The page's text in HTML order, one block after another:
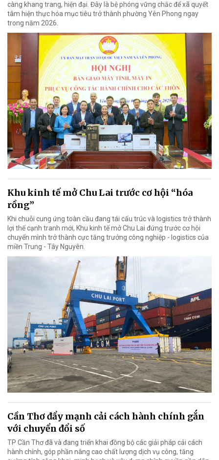
càng khang trang, hiện đại. Đây là bệ phóng vững chắc để xã quyết
tâm hiện thực hóa mục tiêu trở thành phường Yên Phong ngay
trong năm 2026.
Khu kinh tế mở Chu Lai trước cơ hội “hóa
rồng”
Khi chuỗi cung ứng toàn cầu đang tái cấu trúc và logistics trở thành
lợi thế cạnh tranh mới, Khu kinh tế mở Chu Lai đứng trước cơ hội
chuyển mình trở thành cực tăng trưởng công nghiệp - logistics của
miền Trung - Tây Nguyên.
Cần Thơ đẩy mạnh cải cách hành chính gắn
với chuyển đổi số
TP Cần Thơ đã và đang triển khai đồng bộ các giải pháp cải cách
hành chính, góp phần nâng cao chất lượng dịch vụ công, tăng